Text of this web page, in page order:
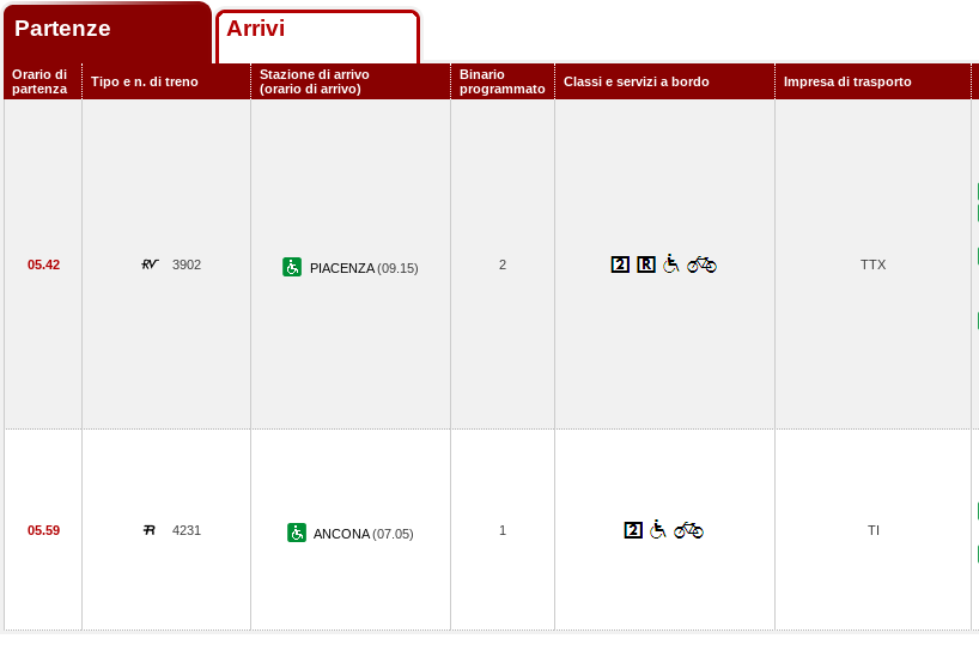
Partenze Arrivi
Orario di
partenza
Tipo e n. di treno
Stazione di arrivo
(orario di arrivo)
Binario
programmato
Classi e servizi a bordo Impresa di trasporto
05.42 3902 PIACENZA(09.15) 2 TTX
05.59 4231 ANCONA(07.05) 1 TI